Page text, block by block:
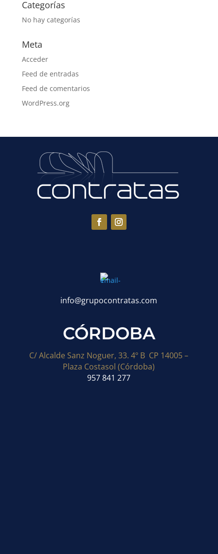
Categorías
No hay categorías
Meta
Acceder
Feed de entradas
Feed de comentarios
WordPress.org
info@grupocontratas.com
CÓRDOBA
C/ Alcalde Sanz Noguer, 33. 4º B CP 14005 –
Plaza Costasol (Córdoba)
957 841 277